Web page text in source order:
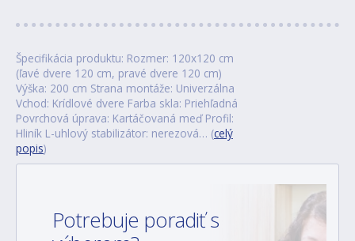
Špecifikácia produktu: Rozmer: 120x120 cm
(ľavé dvere 120 cm, pravé dvere 120 cm)
Výška: 200 cm Strana montáže: Univerzálna
Vchod: Krídlové dvere Farba skla: Priehľadná
Povrchová úprava: Kartáčovaná meď Profil:
Hliník L-uhlový stabilizátor: nerezová… (celý
popis)
Potrebuje poradiť s